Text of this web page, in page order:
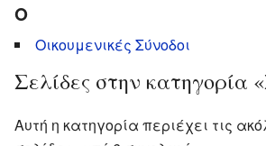
Ο
Οικουμενικές Σύνοδοι
Σελίδες στην κατηγορία
Αυτή η κατηγορία περιέχει τις